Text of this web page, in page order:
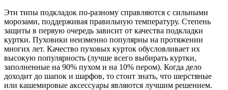
Эти типы подкладок по-разному справляются с сильными
морозами, поддерживая правильную температуру. Степень
защиты в первую очередь зависит от качества подкладки
куртки. Пуховики неизменно популярны на протяжении
многих лет. Качество пуховых курток обусловливает их
высокую популярность (лучше всего выбирать куртки,
заполненные на 90% пухом и на 10% пером). Когда дело
доходит до шапок и шарфов, то стоит знать, что шерстяные
или кашемировые аксессуары являются лучшим решением.